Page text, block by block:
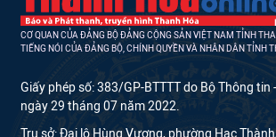
CƠ QUAN CỦA ĐẢNG BỘ ĐẢNG CỘNG SẢN VIỆT NAM TỈNH
TIẾNG NÓI CỦA ĐẢNG BỘ, CHÍNH QUYỀN VÀ NHÂN DÂN TỈNH
Giấy phép số: 383/GP-BTTTT do Bộ Thông tin
ngày 29 tháng 07 năm 2022.